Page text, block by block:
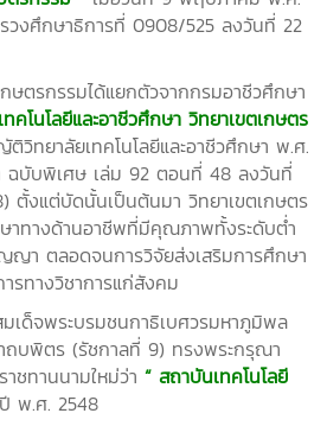
วงศึกษาธิการที่ 0908/525 ลงวันที่ 22
ตรกรรมได้แยกตัวจากกรมอาชีวศึกษา
คโนโลยีและอาชีวศึกษา วิทยาเขตเกษตร
วิทยาลัยเทคโนโลยีและอาชีวศึกษา พ.ศ.
ฉบับพิเศษ เล่ม 92 ตอนที่ 48 ลงวันที่
ตั้งแต่บัดนั้นเป็นต้นมา วิทยาเขตเกษตร
าทางด้านอาชีพที่มีคุณภาพทั้งระดับต่ำ
า ตลอดจนการวิจัยส่งเสริมการศึกษา
รทางวิชาการแก่สังคม
ด็จพระบรมชนกาธิเบศวรมหาภูมิพล
ถบพิตร (รัชกาลที่ 9) ทรงพระกรุณา
ชทานนามใหม่ว่า “ สถาบันเทคโนโลยี
พ.ศ. 2548